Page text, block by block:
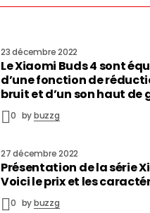
vous connecter
23 décembre 2022
Le Xiaomi Buds 4 sont
d’une fonction de
bruit et d’un son haut de
0 bybuzzg
27 décembre 2022
Présentation de la série
Voici le prix et les
0 bybuzzg